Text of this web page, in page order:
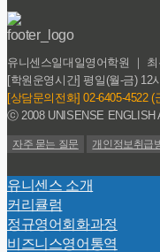
유니센스일대일영어학원 ｜
[학원운영시간] 평일(월-금) 12
[상담문의전화] 02-6405-4522
ⓒ 2008 UNISENSE ENGLISH
자주 묻는 질문 개인정보취급
Back
To
Top
유니센스 소개
커리큘럼
정규영어회화과정
비즈니스영어통역